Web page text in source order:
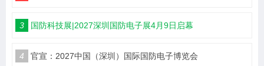
3 国防科技展|2027深圳国防电子展4月9日启幕
4 官宣：2027中国（深圳）国际国防电子博览会